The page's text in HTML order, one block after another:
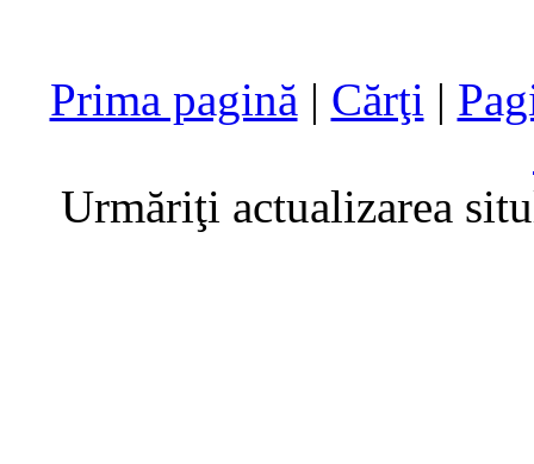
Prima pagină | Cărţi |
Urmăriţi actualizarea